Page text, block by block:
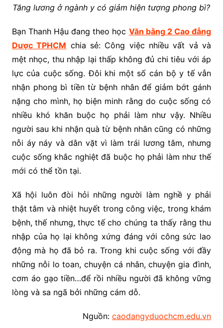
Tăng lương ở ngành y có giảm hiện tượng phong bì?
Bạn Thanh Hậu đang theo học Văn bằng 2 Cao đẳng
Dược TPHCM chia sẻ: Công việc nhiều vất vả và
mệt nhọc, thu nhập lại thấp không đủ chi tiêu với áp
lực của cuộc sống. Đôi khi một số cán bộ y tế vẫn
nhận phong bì tiền từ bệnh nhân để giảm bớt gánh
nặng cho mình, họ biện minh rằng do cuộc sống có
nhiều khó khăn buộc họ phải làm như vậy. Nhiều
người sau khi nhận quà từ bệnh nhân cũng có những
nỗi áy náy và dằn vặt vì làm trái lương tâm, nhưng
cuộc sống khắc nghiệt đã buộc họ phải làm như thế
mới có thể tồn tại.
Xã hội luôn đòi hỏi những người làm nghề y phải
thật tâm và nhiệt huyết trong công việc, trong khám
bệnh, thế nhưng, thực tế cho chúng ta thấy rằng thu
nhập của họ lại không xứng đáng với công sức lao
động mà họ đã bỏ ra. Trong khi cuộc sống với đầy
những nỗi lo toan, chuyện cá nhân, chuyện gia đình,
cơm áo gạo tiền…để rồi nhiều người đã không vững
lòng và sa ngã bởi những cám dỗ.
Nguồn:caodangyduochcm.edu.vn